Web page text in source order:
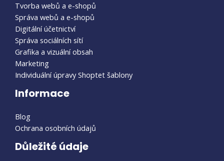
Tvorba webů a e-shopů
Správa webů a e-shopů
Digitální účetnictví
Správa sociálních sítí
Grafika a vizuální obsah
Marketing
Individuální úpravy Shoptet šablony
Informace
Blog
Ochrana osobních údajů
Důležité údaje